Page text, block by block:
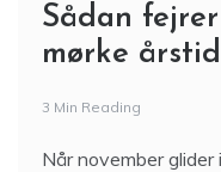
Sådan
mørke årstid
3 Min Reading
Når november